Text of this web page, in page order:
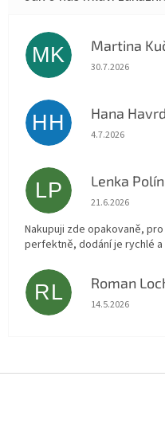
MK Martina
Hodnocení
30.7.2026
HH Hana
Hodnocení
4.7.2026
LP Lenka
Hodnocení
21.6.2026
Nakupuji zde opakovaně,
perfektně, dodání je rychlé
RL Roman
Hodnocení
14.5.2026